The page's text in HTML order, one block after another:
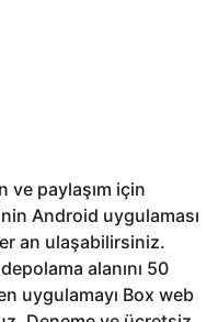
ve paylaşım için
Android uygulaması
an ulaşabilirsiniz.
alanını 50
uygulamayı Box web